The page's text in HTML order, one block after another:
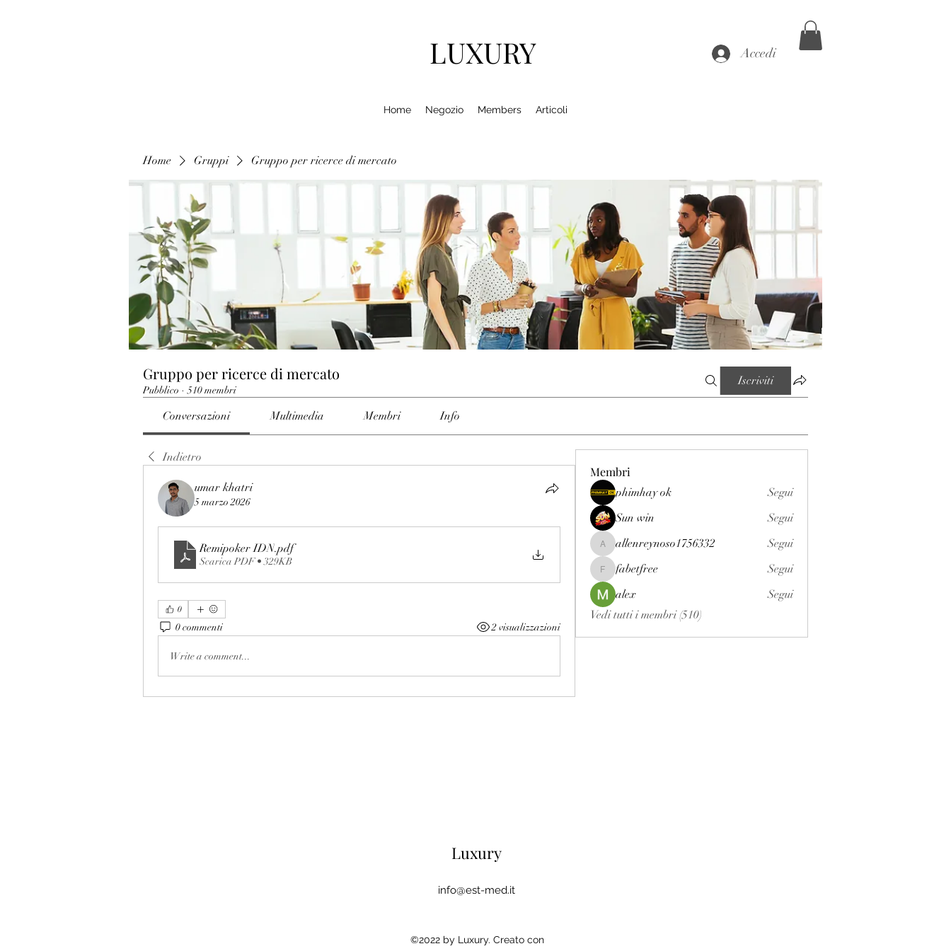
LUXURY Accedi
Home Negozio Members Articoli
Home Gruppi Gruppo per ricerce di mercato
Gruppo per ricerce di mercato
Pubblico · 510 membri
Iscriviti
Conversazioni Multimedia Membri Info
Indietro
umar khatri
5 marzo 2026
Remipoker IDN.pdf
Scarica PDF • 329KB
0
0 commenti 2 visualizzazioni
Write a comment...
Membri
phimhay ok
Segui
Sun win
Segui
allenreynoso1756332
allenreynoso1756332 Segui
fabetfree
fabetfree
Segui
alex
Segui
Vedi tutti i membri (510)
Luxury
info@est-med.it
©2022 by Luxury. Creato con